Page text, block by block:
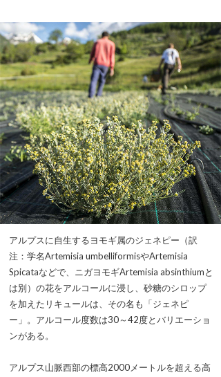
アルプスに自生するヨモギ属のジェネピー（訳
注：学名Artemisia umbelliformisやArtemisia
Spicataなどで、ニガヨモギArtemisia absinthiumと
は別）の花をアルコールに浸し、砂糖のシロップ
を加えたリキュールは、その名も「ジェネピ
ー」。アルコール度数は30～42度とバリエーショ
ンがある。
アルプス山脈西部の標高2000メートルを超える高